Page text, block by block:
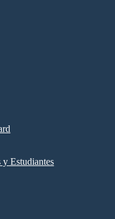
y Estudiantes